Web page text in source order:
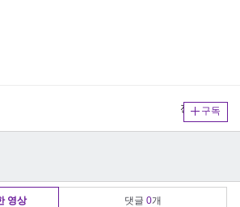
구독
전체보기
영상 댓글 0개